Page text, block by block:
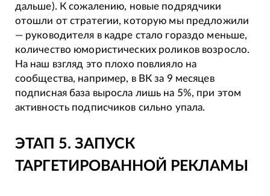
дальше). К сожалению, новые подрядчики
отошли от стратегии, которую мы предложили
— руководителя в кадре стало гораздо меньше,
количество юмористических роликов возросло.
На наш взгляд это плохо повлияло на
сообщества, например, в ВК за 9 месяцев
подписная база выросла лишь на 5%, при этом
активность подписчиков сильно упала.
ЭТАП 5. ЗАПУСК
ТАРГЕТИРОВАННОЙ РЕКЛАМЫ